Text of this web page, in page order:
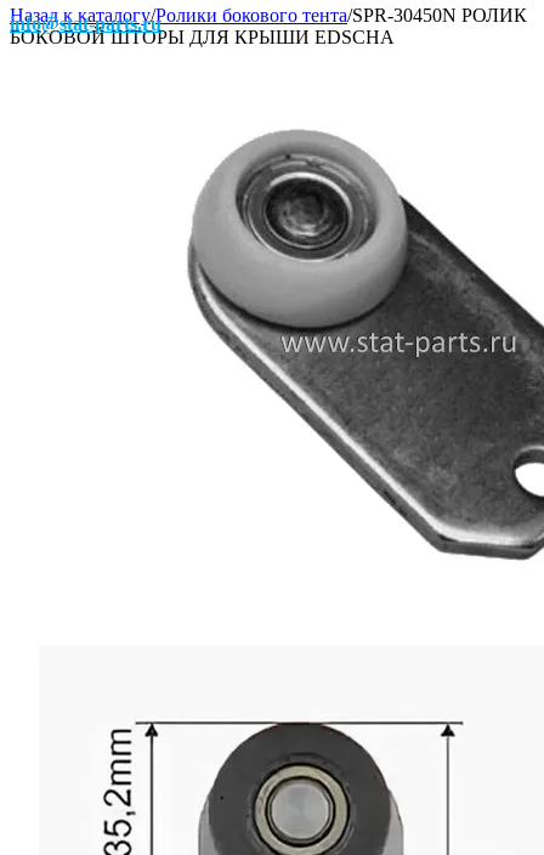
info@stat-parts.ru
Назад к каталогу/Ролики бокового тента/SPR-30450N РОЛИК
БОКОВОЙ ШТОРЫ ДЛЯ КРЫШИ EDSCHA